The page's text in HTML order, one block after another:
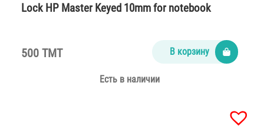
Lock HP Master Keyed 10mm for notebook
500 TMT В корзину
Есть в наличии